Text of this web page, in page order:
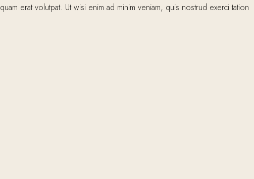
erat volutpat. Ut wisi enim ad minim veniam, quis nostrud exerci tation